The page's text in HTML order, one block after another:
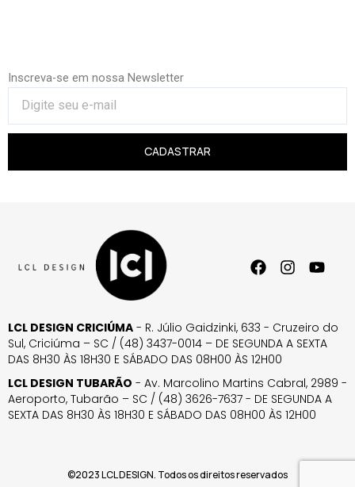
Inscreva-se em nossa Newsletter
CADASTRAR
LCL DESIGN CRICIÚMA - R. Júlio Gaidzinki, 633 - Cruzeiro do
Sul, Criciúma – SC / (48) 3437-0014 – DE SEGUNDA A SEXTA
DAS 8H30 ÀS 18H30 E SÁBADO DAS 08H00 ÀS 12H00
LCL DESIGN TUBARÃO - Av. Marcolino Martins Cabral, 2989 -
Aeroporto, Tubarão – SC / (48) 3626-7637 - DE SEGUNDA A
SEXTA DAS 8H30 ÀS 18H30 E SÁBADO DAS 08H00 ÀS 12H00
©2023 LCL DESIGN. Todos os direitos reservados